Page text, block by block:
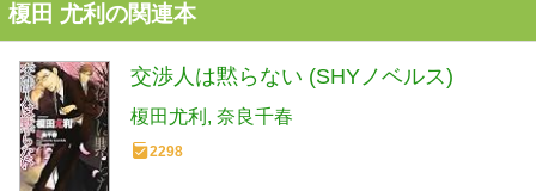
榎田 尤利の関連本
交渉人は黙らない (SHYノベルス)
榎田尤利 奈良千春
2298